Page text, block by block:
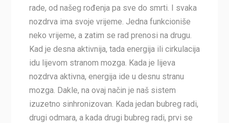
rade, od našeg rođenja pa sve do smrti. I svaka
nozdrva ima svoje vrijeme. Jedna funkcioniše
neko vrijeme, a zatim se rad prenosi na drugu.
Kad je desna aktivnija, tada energija ili cirkulacija
idu lijevom stranom mozga. Kada je lijeva
nozdrva aktivna, energija ide u desnu stranu
mozga. Dakle, na ovaj način je naš sistem
izuzetno sinhronizovan. Kada jedan bubreg radi,
drugi odmara, a kada drugi bubreg radi, prvi se